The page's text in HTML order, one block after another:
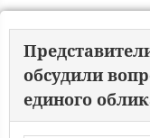
обсудили
единого